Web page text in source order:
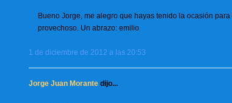
Bueno Jorge, me alegro que hayas tenido la ocasión
provechoso. Un abrazo: emilio
1 de diciembre de 2012 a las 20:53
Jorge Juan Morante dijo...